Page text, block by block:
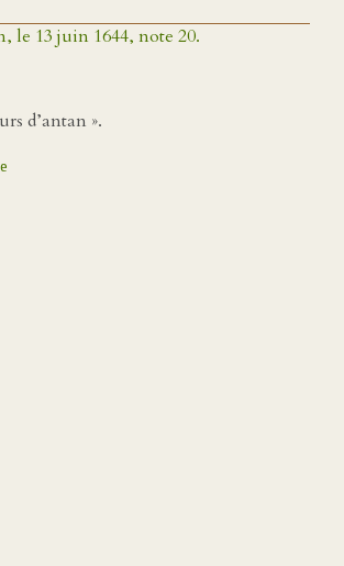
le 13 juin 1644, note 20.
d’antan ».